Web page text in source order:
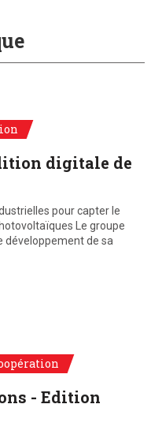
digitale de
pour capter le
Le groupe
développement de sa
- Edition